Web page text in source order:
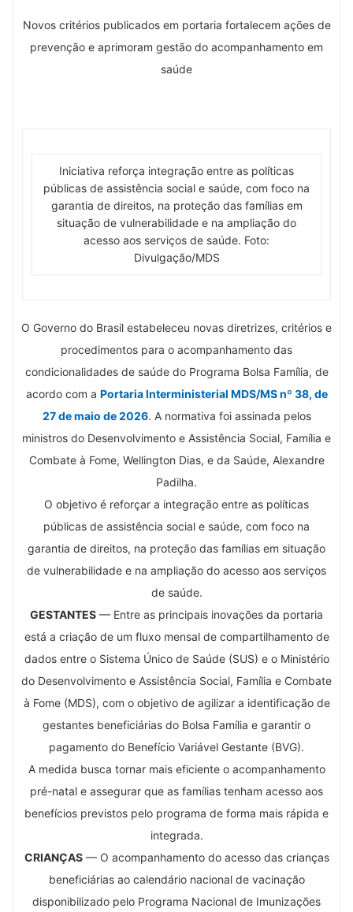
Novos critérios publicados em portaria fortalecem ações de
prevenção e aprimoram gestão do acompanhamento em
saúde
Iniciativa reforça integração entre as políticas
públicas de assistência social e saúde, com foco na
garantia de direitos, na proteção das famílias em
situação de vulnerabilidade e na ampliação do
acesso aos serviços de saúde. Foto:
Divulgação/MDS
O Governo do Brasil estabeleceu novas diretrizes, critérios e
procedimentos para o acompanhamento das
condicionalidades de saúde do Programa Bolsa Família, de
acordo com a Portaria Interministerial MDS/MS nº 38, de
27 de maio de 2026. A normativa foi assinada pelos
ministros do Desenvolvimento e Assistência Social, Família e
Combate à Fome, Wellington Dias, e da Saúde, Alexandre
Padilha.
O objetivo é reforçar a integração entre as políticas
públicas de assistência social e saúde, com foco na
garantia de direitos, na proteção das famílias em situação
de vulnerabilidade e na ampliação do acesso aos serviços
de saúde.
GESTANTES — Entre as principais inovações da portaria
está a criação de um fluxo mensal de compartilhamento de
dados entre o Sistema Único de Saúde (SUS) e o Ministério
do Desenvolvimento e Assistência Social, Família e Combate
à Fome (MDS), com o objetivo de agilizar a identificação de
gestantes beneficiárias do Bolsa Família e garantir o
pagamento do Benefício Variável Gestante (BVG).
A medida busca tornar mais eficiente o acompanhamento
pré-natal e assegurar que as famílias tenham acesso aos
benefícios previstos pelo programa de forma mais rápida e
integrada.
CRIANÇAS— O acompanhamento do acesso das crianças
beneficiárias ao calendário nacional de vacinação
disponibilizado pelo Programa Nacional de Imunizações